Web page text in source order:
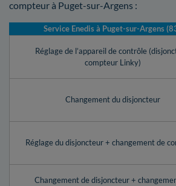
compteur à Puget-sur-Argens :
Service Enedis à Puget-sur-Argens
Réglage de l’appareil de contrôle
compteur Linky)
Changement du disjoncteur
Réglage du disjoncteur + changement de
Changement de disjoncteur +